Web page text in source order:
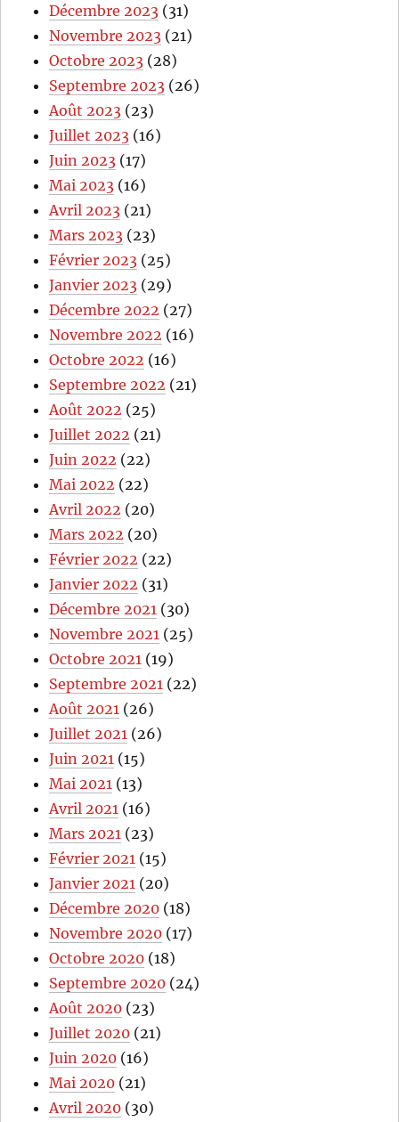
Décembre 2023 (31)
Novembre 2023 (21)
Octobre 2023 (28)
Septembre 2023 (26)
Août 2023 (23)
Juillet 2023 (16)
Juin 2023 (17)
Mai 2023 (16)
Avril 2023 (21)
Mars 2023 (23)
Février 2023 (25)
Janvier 2023 (29)
Décembre 2022 (27)
Novembre 2022 (16)
Octobre 2022 (16)
Septembre 2022 (21)
Août 2022 (25)
Juillet 2022 (21)
Juin 2022 (22)
Mai 2022 (22)
Avril 2022 (20)
Mars 2022 (20)
Février 2022 (22)
Janvier 2022 (31)
Décembre 2021 (30)
Novembre 2021 (25)
Octobre 2021 (19)
Septembre 2021 (22)
Août 2021 (26)
Juillet 2021 (26)
Juin 2021 (15)
Mai 2021 (13)
Avril 2021 (16)
Mars 2021 (23)
Février 2021 (15)
Janvier 2021 (20)
Décembre 2020 (18)
Novembre 2020 (17)
Octobre 2020 (18)
Septembre 2020 (24)
Août 2020 (23)
Juillet 2020 (21)
Juin 2020 (16)
Mai 2020 (21)
Avril 2020 (30)